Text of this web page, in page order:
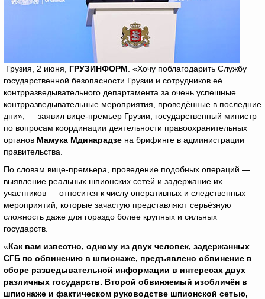
Грузия, 2 июня, ГРУЗИНФОРМ . «Хочу поблагодарить Службу
государственной безопасности Грузии и сотрудников её
контрразведывательного департамента за очень успешные
контрразведывательные мероприятия, проведённые в последние
дни», — заявил вице-премьер Грузии, государственный министр
по вопросам координации деятельности правоохранительных
органов Мамука Мдинарадзе на брифинге в администрации
правительства.
По словам вице-премьера, проведение подобных операций —
выявление реальных шпионских сетей и задержание их
участников — относится к числу оперативных и следственных
мероприятий, которые зачастую представляют серьёзную
сложность даже для гораздо более крупных и сильных
государств.
«Как вам известно, одному из двух человек, задержанных
СГБ по обвинению в шпионаже, предъявлено обвинение в
сборе разведывательной информации в интересах двух
различных государств. Второй обвиняемый изобличён в
шпионаже и фактическом руководстве шпионской сетью,